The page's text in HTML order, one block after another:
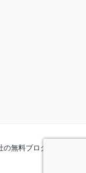
無料ブログ. All rights